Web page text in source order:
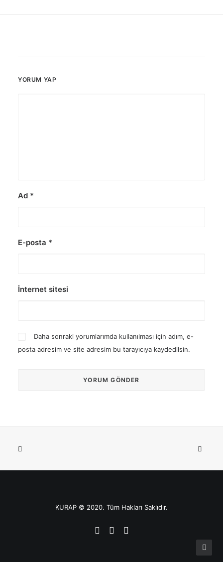
YORUM YAP
Ad *
E-posta *
İnternet sitesi
Daha sonraki yorumlarımda kullanılması için adım, e-
posta adresim ve site adresim bu tarayıcıya kaydedilsin.
KURAP © 2020. Tüm Hakları Saklıdır.